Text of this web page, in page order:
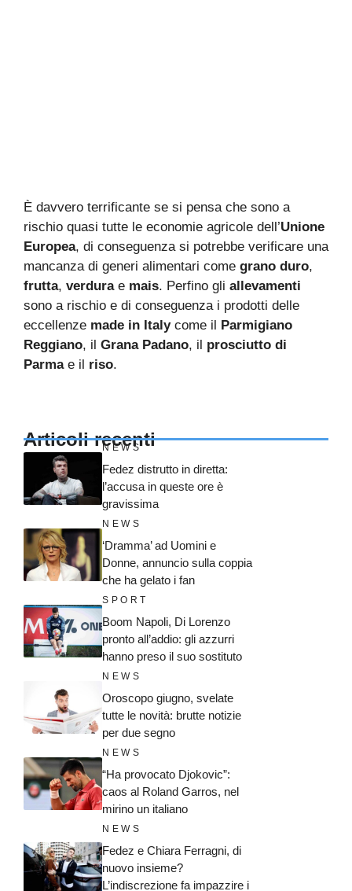
È davvero terrificante se si pensa che sono a
rischio quasi tutte le economie agricole dell’Unione
Europea, di conseguenza si potrebbe verificare una
mancanza di generi alimentari come grano duro,
frutta, verdurae mais. Perfino gli allevamenti
sono a rischio e di conseguenza i prodotti delle
eccellenze made in Italycome il Parmigiano
Reggiano, il Grana Padano, il prosciutto di
Parmae il riso.
Articoli recenti
NEWS
Fedez distrutto in diretta:
l’accusa in queste ore è
gravissima
NEWS
‘Dramma’ ad Uomini e
Donne, annuncio sulla coppia
che ha gelato i fan
SPORT
Boom Napoli, Di Lorenzo
pronto all’addio: gli azzurri
hanno preso il suo sostituto
NEWS
Oroscopo giugno, svelate
tutte le novità: brutte notizie
per due segno
NEWS
“Ha provocato Djokovic”:
caos al Roland Garros, nel
mirino un italiano
NEWS
Fedez e Chiara Ferragni, di
nuovo insieme?
L’indiscrezione fa impazzire i